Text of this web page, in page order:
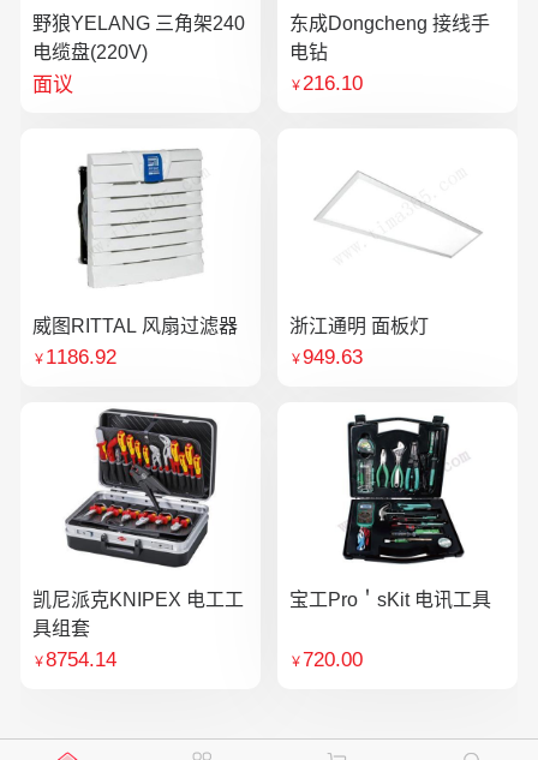
野狼YELANG 三角架240
电缆盘(220V)
面议
东成Dongcheng 接线手
电钻
￥216.10
威图RITTAL 风扇过滤器
￥ 1186.92
浙江通明 面板灯
￥949.63
凯尼派克KNIPEX 电工工
具组套
￥8754.14
宝工Pro＇sKit 电讯工具
￥720.00